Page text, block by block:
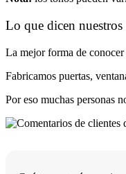
Lo que dicen nuestros
La mejor forma de conocer
Fabricamos puertas,
Por eso muchas personas